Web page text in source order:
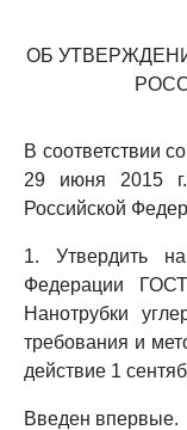
ОБ
В соответствии
29 июня 2015
Российской
1. Утвердить
Федерации
Нанотрубки
требования и
действие 1
Введен впервые.